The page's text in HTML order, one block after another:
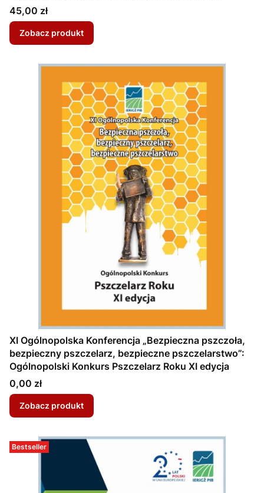
Cena
45,00 zł
Zobacz produkt
XI Ogólnopolska Konferencja „Bezpieczna pszczoła,
bezpieczny pszczelarz, bezpieczne pszczelarstwo”:
Ogólnopolski Konkurs Pszczelarz Roku XI edycja
Cena
0,00 zł
Zobacz produkt
Bestseller